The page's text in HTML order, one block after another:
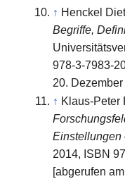
↑ Henckel
Begriffe,
978-3-7983-
20. Dezember
↑ Klaus-Peter
Einstellungen
2014, ISBN
[abgerufen